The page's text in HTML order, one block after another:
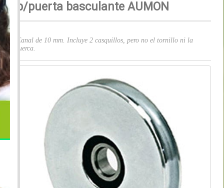
p/puerta basculante AUMON
Canal de 10 mm. Incluye 2 casquillos, pero no el tornillo ni la
tuerca.